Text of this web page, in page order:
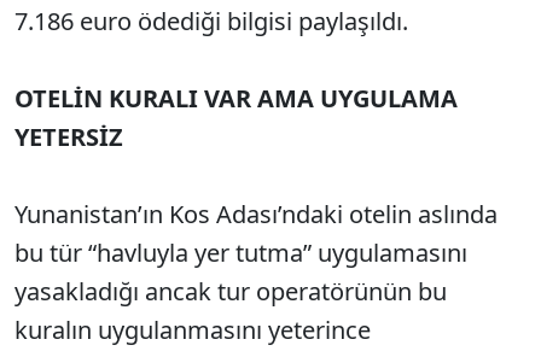
7.186 euro ödediği bilgisi paylaşıldı.
OTELİN KURALI VAR AMA UYGULAMA
YETERSİZ
Yunanistan’ın Kos Adası’ndaki otelin aslında
bu tür “havluyla yer tutma” uygulamasını
yasakladığı ancak tur operatörünün bu
kuralın uygulanmasını yeterince